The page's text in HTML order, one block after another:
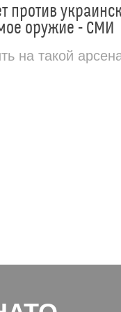
против
оружие - СМИ
на такой